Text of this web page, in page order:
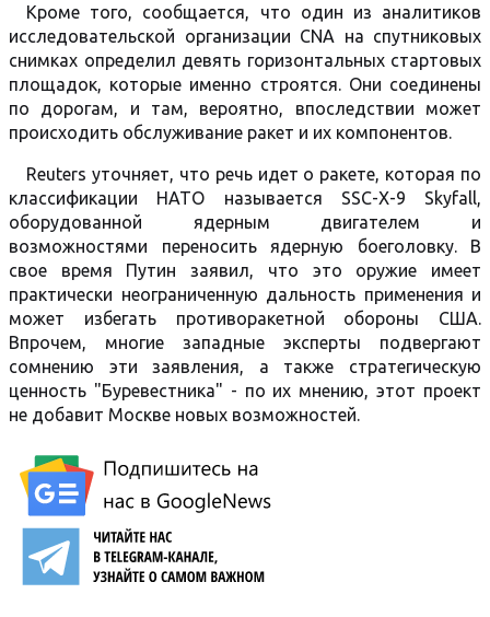
Кроме того, сообщается, что один из аналитиков
исследовательской организации CNA на спутниковых
снимках определил девять горизонтальных стартовых
площадок, которые именно строятся. Они соединены
по дорогам, и там, вероятно, впоследствии может
происходить обслуживание ракет и их компонентов.
Reuters уточняет, что речь идет о ракете, которая по
классификации НАТО называется SSC-X-9 Skyfall,
оборудованной ядерным двигателем и
возможностями переносить ядерную боеголовку. В
свое время Путин заявил, что это оружие имеет
практически неограниченную дальность применения и
может избегать противоракетной обороны США.
Впрочем, многие западные эксперты подвергают
сомнению эти заявления, а также стратегическую
ценность "Буревестника" - по их мнению, этот проект
не добавит Москве новых возможностей.